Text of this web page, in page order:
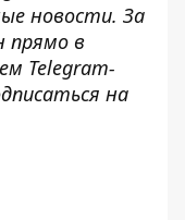
новости. За
прямо в
Telegram-
на